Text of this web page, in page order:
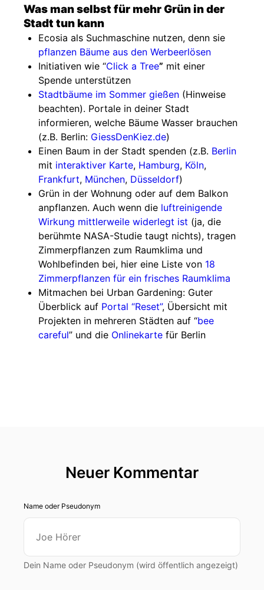
Was man selbst für mehr Grün in der
Stadt tun kann
Ecosia als Suchmaschine nutzen, denn sie
pflanzen Bäume aus den Werbeerlösen
Initiativen wie “Click a Tree” mit einer
Spende unterstützen
Stadtbäume im Sommer gießen (Hinweise
beachten). Portale in deiner Stadt
informieren, welche Bäume Wasser brauchen
(z.B. Berlin: GiessDenKiez.de)
Einen Baum in der Stadt spenden (z.B. Berlin
mit interaktiver Karte, Hamburg, Köln,
Frankfurt, München, Düsseldorf)
Grün in der Wohnung oder auf dem Balkon
anpflanzen. Auch wenn die luftreinigende
Wirkung mittlerweile widerlegt ist (ja, die
berühmte NASA-Studie taugt nichts), tragen
Zimmerpflanzen zum Raumklima und
Wohlbefinden bei, hier eine Liste von 18
Zimmerpflanzen für ein frisches Raumklima
Mitmachen bei Urban Gardening: Guter
Überblick auf Portal “Reset”, Übersicht mit
Projekten in mehreren Städten auf “bee
careful” und die Onlinekarte für Berlin
Neuer Kommentar
Name oder Pseudonym
Dein Name oder Pseudonym (wird öffentlich angezeigt)